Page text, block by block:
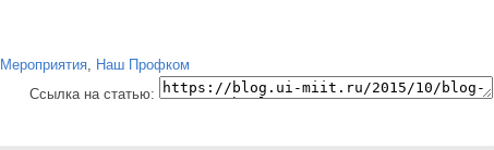
Мероприятия Наш Профком
Ссылка на статью: